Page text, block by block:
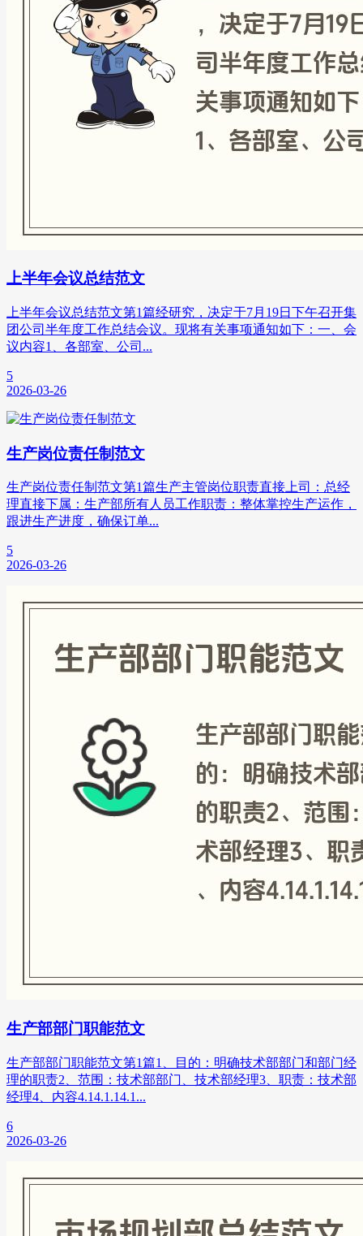
上半年会议总结范文
上半年会议总结范文第1篇经研究，决定于7月19日下午召开集
团公司半年度工作总结会议。现将有关事项通知如下：一、会
议内容1、各部室、公司...
5
2026-03-26
生产岗位责任制范文
生产岗位责任制范文第1篇生产主管岗位职责直接上司：总经
理直接下属：生产部所有人员工作职责：整体掌控生产运作，
跟进生产进度，确保订单...
5
2026-03-26
生产部部门职能范文
生产部部门职能范文第1篇1、目的：明确技术部部门和部门经
理的职责2、范围：技术部部门、技术部经理3、职责：技术部
经理4、内容4.14.1.14.1...
6
2026-03-26